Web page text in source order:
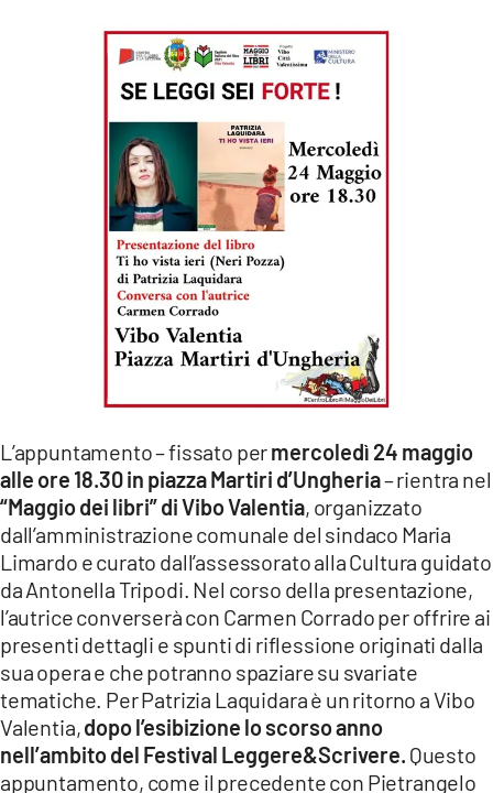
LACAPITALENEWS.IT
L’appuntamento – fissato permercoledì 24 maggio
alle ore 18.30 in piazza Martiri d’Ungheria– rientra nel
“Maggio dei libri” di Vibo Valentia, organizzato
dall’amministrazione comunale del sindaco Maria
Limardo e curato dall’assessorato alla Cultura guidato
da Antonella Tripodi. Nel corso della presentazione,
l’autrice converserà con Carmen Corrado per offrire ai
presenti dettagli e spunti di riflessione originati dalla
sua opera e che potranno spaziare su svariate
tematiche. Per Patrizia Laquidara è un ritorno a Vibo
Valentia,dopo l’esibizione lo scorso anno
nell’ambito del Festival Leggere&Scrivere. Questo
appuntamento, come il precedente con Pietrangelo